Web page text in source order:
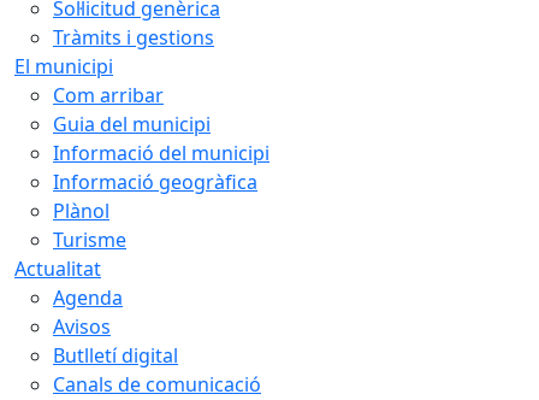
Sol·licitud genèrica
Tràmits i gestions
El municipi
Com arribar
Guia del municipi
Informació del municipi
Informació geogràfica
Plànol
Turisme
Actualitat
Agenda
Avisos
Butlletí digital
Canals de comunicació